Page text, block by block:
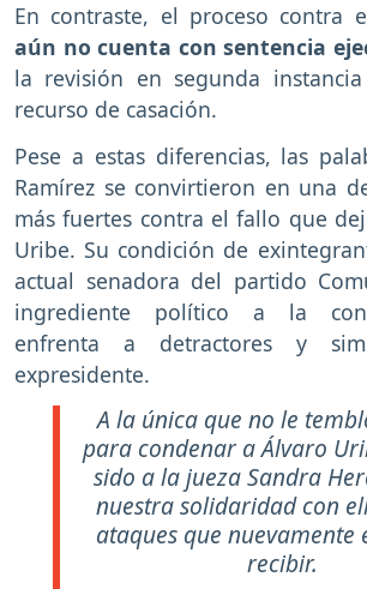
En contraste, el proceso contra
aún no cuenta con sentencia
la revisión en segunda
recurso de casación.
Pese a estas diferencias, las
Ramírez se convirtieron en una
más fuertes contra el fallo que
Uribe. Su condición de
actual senadora del partido
ingrediente político a la
enfrenta a detractores y
expresidente.
A la única que no le
para condenar a Álvaro
sido a la jueza Sandra
nuestra solidaridad con
ataques que nuevamente
recibir.